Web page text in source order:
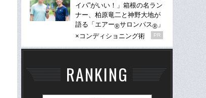
イパ”がいい！」箱根の名ラン
ナー、柏原竜二と神野大地が
語る「エアー®サロンパス® 」
×コンディショニング術
PR
RANKING